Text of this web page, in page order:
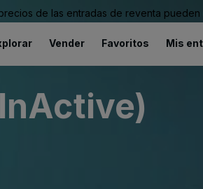
de las entradas de reventa
Vender Favoritos Mis